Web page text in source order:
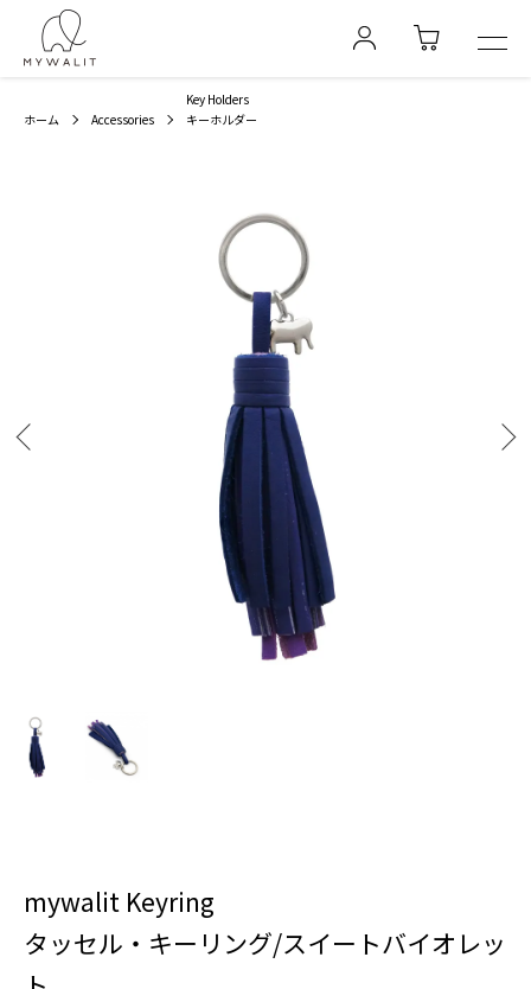
ホーム Accessories
Key Holders
キーホルダー
mywalit Keyring
タッセル・キーリング/スイートバイオレッ